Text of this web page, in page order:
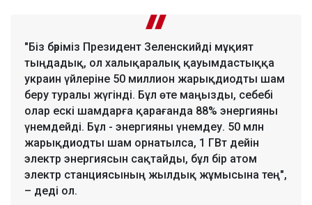
"Біз бәріміз Президент Зеленскийді мұқият
тыңдадық, ол халықаралық қауымдастыққа
украин үйлеріне 50 миллион жарықдиодты шам
беру туралы жүгінді. Бұл өте маңызды, себебі
олар ескі шамдарға қарағанда 88% энергияны
үнемдейді. Бұл - энергияны үнемдеу. 50 млн
жарықдиодты шам орнатылса, 1 ГВт дейін
электр энергиясын сақтайды, бұл бір атом
электр станциясының жылдық жұмысына тең",
– деді ол.